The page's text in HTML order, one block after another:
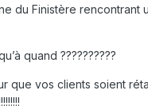
du Finistère
quand ??????????
que vos clients soient